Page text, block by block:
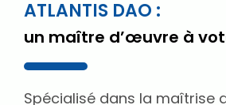
ATLANTIS DAO :
un maître d’œuvre à
Spécialisé dans la maîtrise